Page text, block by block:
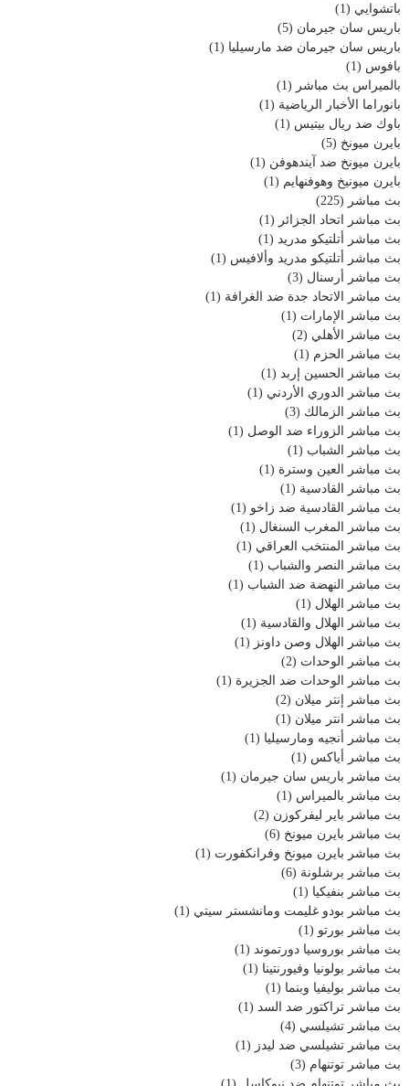
باتشوايي (1)
باريس سان جيرمان (5)
باريس سان جيرمان ضد مارسيليا (1)
بافوس (1)
بالميراس بث مباشر (1)
بانوراما الأخبار الرياضية (1)
باوك ضد ريال بيتيس (1)
بايرن ميونخ (5)
بايرن ميونخ ضد آيندهوفن (1)
بايرن ميونيخ وهوفنهايم (1)
بث مباشر (225)
بث مباشر اتحاد الجزائر (1)
بث مباشر أتلتيكو مدريد (1)
بث مباشر أتلتيكو مدريد وألافيس (1)
بث مباشر أرسنال (3)
بث مباشر الاتحاد جدة ضد الغرافة (1)
بث مباشر الإمارات (1)
بث مباشر الأهلي (2)
بث مباشر الحزم (1)
بث مباشر الحسين إربد (1)
بث مباشر الدوري الأردني (1)
بث مباشر الزمالك (3)
بث مباشر الزوراء ضد الوصل (1)
بث مباشر الشباب (1)
بث مباشر العين وسترة (1)
بث مباشر القادسية (1)
بث مباشر القادسية ضد زاخو (1)
بث مباشر المغرب السنغال (1)
بث مباشر المنتخب العراقي (1)
بث مباشر النصر والشباب (1)
بث مباشر النهضة ضد الشباب (1)
بث مباشر الهلال (1)
بث مباشر الهلال والقادسية (1)
بث مباشر الهلال وصن داونز (1)
بث مباشر الوحدات (2)
بث مباشر الوحدات ضد الجزيرة (1)
بث مباشر إنتر ميلان (2)
بث مباشر انتر ميلان (1)
بث مباشر أنجيه ومارسيليا (1)
بث مباشر أياكس (1)
بث مباشر باريس سان جيرمان (1)
بث مباشر بالميراس (1)
بث مباشر باير ليفركوزن (2)
بث مباشر بايرن ميونخ (6)
بث مباشر بايرن ميونخ وفرانكفورت (1)
بث مباشر برشلونة (6)
بث مباشر بنفيكيا (1)
بث مباشر بودو غليمت ومانشستر سيتي (1)
بث مباشر بورتو (1)
بث مباشر بوروسيا دورتموند (1)
بث مباشر بولونيا وفيورنتينا (1)
بث مباشر بوليفيا وبنما (1)
بث مباشر تراكتور ضد السد (1)
بث مباشر تشيلسي (4)
بث مباشر تشيلسي ضد ليدز (1)
بث مباشر توتنهام (3)